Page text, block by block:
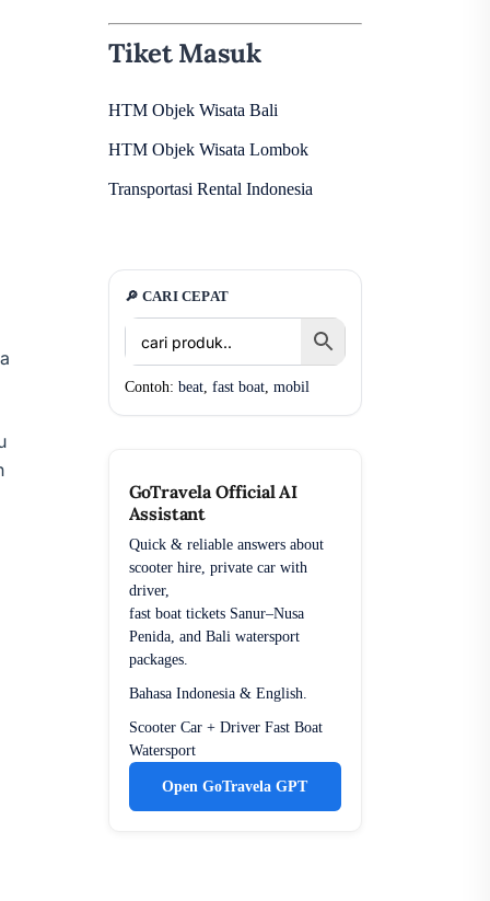
Tiket Masuk
HTM Objek Wisata Bali
HTM Objek Wisata Lombok
Transportasi Rental Indonesia
🔎 CARI CEPAT
Contoh: beat, fast boat, mobil
GoTravela Official AI
Assistant
Quick & reliable answers about
scooter hire, private car with
driver,
fast boat tickets Sanur–Nusa
Penida, and Bali watersport
packages.
Bahasa Indonesia & English.
Scooter Car + Driver Fast Boat
Watersport
Open GoTravela GPT